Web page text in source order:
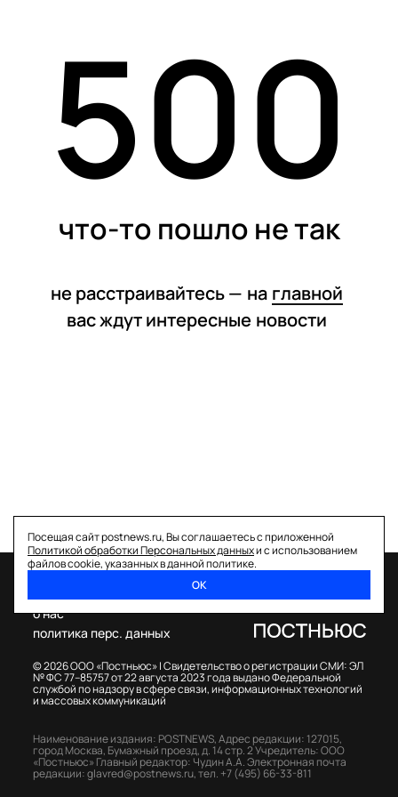
статьи
500
что-то пошло не так
не расстраивайтесь — на главной
вас ждут интересные новости
Посещая сайт postnews.ru, Вы соглашаетесь с приложенной
Политикой обработки Персональных данныхи с использованием
файлов cookie, указанных в данной политике.
ОК
© 2026 ООО «Постньюс» |Свидетельство о регистрации СМИ: ЭЛ
№ ФС 77–85757 от 22 августа 2023 года выдано Федеральной
службой по надзору в сфере связи, информационных технологий
и массовых коммуникаций
о нас
политика перс. данных
Наименование издания: POSTNEWS,Адрес редакции: 127015,
город Москва, Бумажный проезд, д. 14 стр. 2Учредитель: ООО
«Постньюс» Главный редактор: Чудин А.А.Электронная почта
редакции:glavred@postnews.ru,тел. +7 (495) 66-33-811